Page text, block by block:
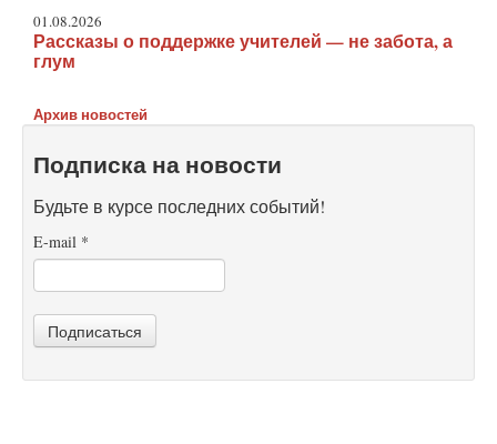
01.08.2026
Рассказы о поддержке учителей — не забота, а
глум
Архив новостей
Подписка на новости
Будьте в курсе последних событий!
E-mail *
Подписаться